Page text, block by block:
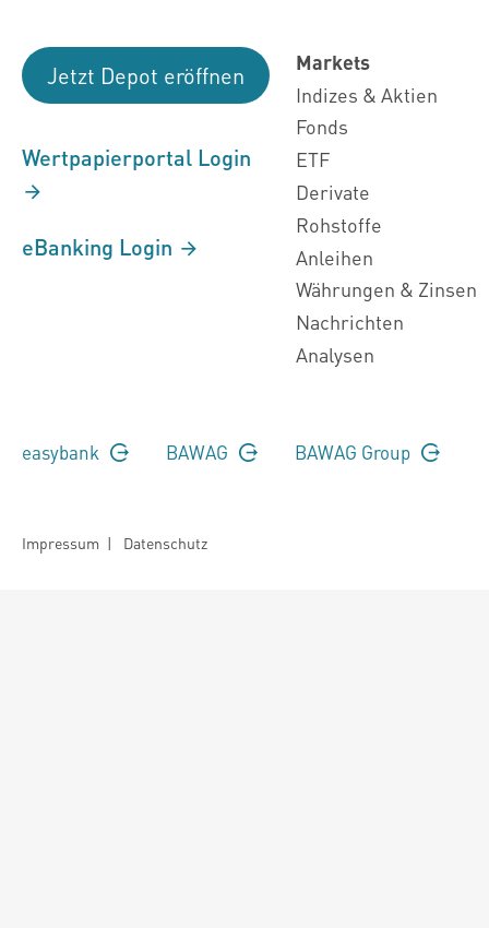
Jetzt Depot eröffnen
Wertpapierportal Login
eBanking Login
Markets
Indizes & Aktien
Fonds
ETF
Derivate
Rohstoffe
Anleihen
Währungen & Zinsen
Nachrichten
Analysen
easybank BAWAG BAWAG Group
Impressum | Datenschutz